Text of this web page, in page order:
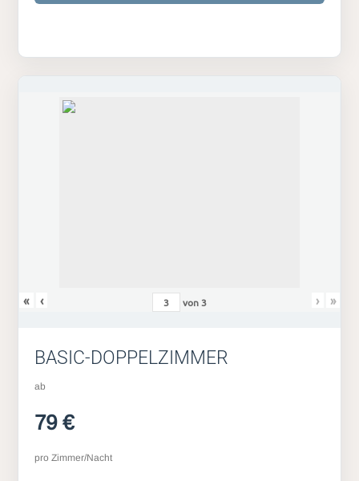
« ‹ von3 › »
BASIC-DOPPELZIMMER
ab
79 €
pro Zimmer/Nacht